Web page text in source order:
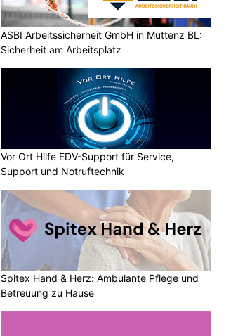
ASBI Arbeitssicherheit GmbH in Muttenz BL:
Sicherheit am Arbeitsplatz
Vor Ort Hilfe EDV-Support für Service,
Support und Notruftechnik
Spitex Hand & Herz: Ambulante Pflege und
Betreuung zu Hause